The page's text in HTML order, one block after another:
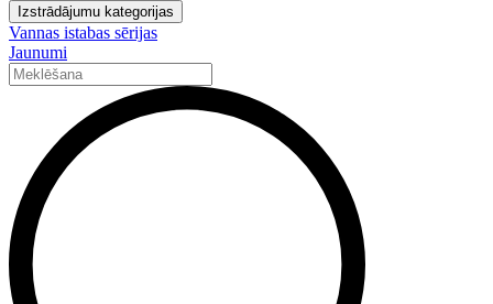
Izstrādājumu kategorijas
Vannas istabas sērijas
Jaunumi